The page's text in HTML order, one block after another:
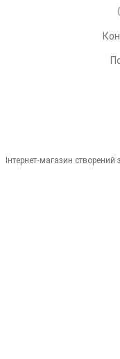
Інтернет-магазин